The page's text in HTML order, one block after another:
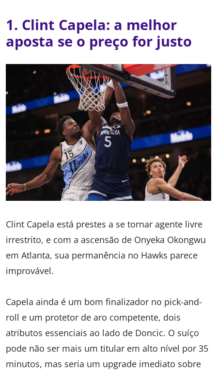
1. Clint Capela: a melhor
aposta se o preço for justo
Clint Capela está prestes a se tornar agente livre
irrestrito, e com a ascensão de Onyeka Okongwu
em Atlanta, sua permanência no Hawks parece
improvável.
Capela ainda é um bom finalizador no pick-and-
roll e um protetor de aro competente, dois
atributos essenciais ao lado de Doncic. O suíço
pode não ser mais um titular em alto nível por 35
minutos, mas seria um upgrade imediato sobre